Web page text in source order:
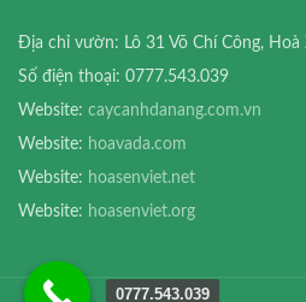
Địa chỉ vườn: Lô 31 Võ Chí Công, Hoà
Số điện thoại: 0777.543.039
Website: caycanhdanang.com.vn
Website: hoavada.com
Website: hoasenviet.net
Website: hoasenviet.org
0777.543.039